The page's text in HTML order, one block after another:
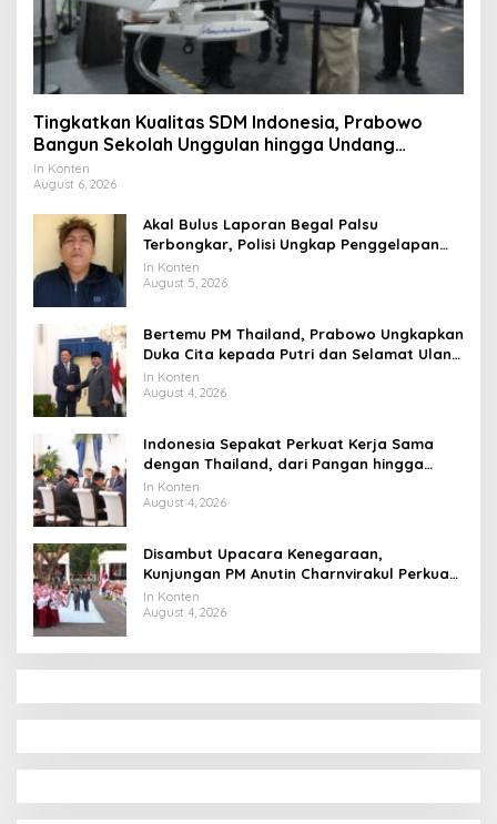
Tingkatkan Kualitas SDM Indonesia, Prabowo
Bangun Sekolah Unggulan hingga Undang
Universitas Terbaik Dunia
In Konten
August 6, 2026
Akal Bulus Laporan Begal Palsu
Terbongkar, Polisi Ungkap Penggelapan
Uang Perusahaan untuk Crypto
In Konten
August 5, 2026
Bertemu PM Thailand, Prabowo Ungkapkan
Duka Cita kepada Putri dan Selamat Ulang
Tahun ke Raja Thailand
In Konten
August 4, 2026
Indonesia Sepakat Perkuat Kerja Sama
dengan Thailand, dari Pangan hingga
Ekonomi Digital
In Konten
August 4, 2026
Disambut Upacara Kenegaraan,
Kunjungan PM Anutin Charnvirakul Perkuat
Hubungan Indonesia-Thailand
In Konten
August 4, 2026